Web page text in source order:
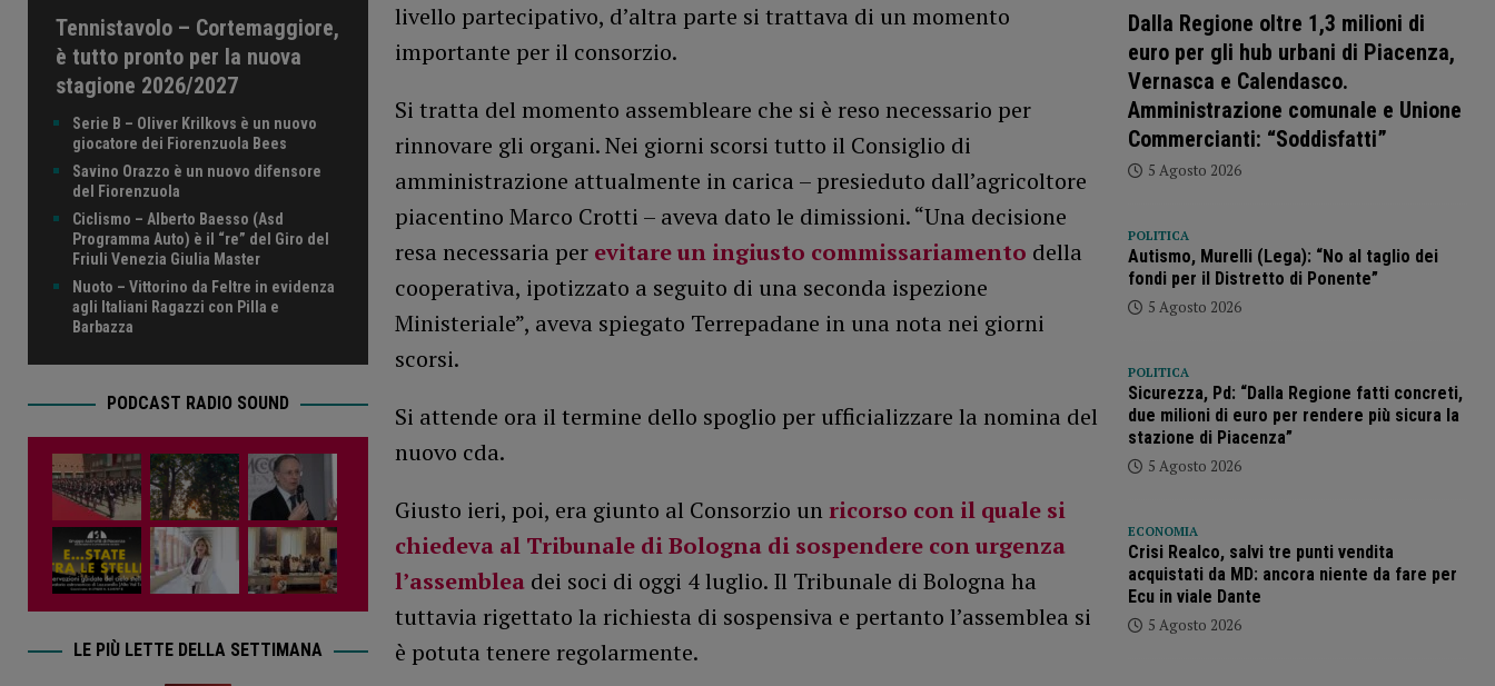
livello partecipativo, d’altra parte si trattava di un momento
importante per il consorzio.
Si tratta del momento assembleare che si è reso necessario per
rinnovare gli organi. Nei giorni scorsi tutto il Consiglio di
amministrazione attualmente in carica – presieduto dall’agricoltore
piacentino Marco Crotti – aveva dato le dimissioni. “Una decisione
resa necessaria per evitare un ingiusto commissariamento della
cooperativa, ipotizzato a seguito di una seconda ispezione
Ministeriale”, aveva spiegato Terrepadane in una nota nei giorni
scorsi.
Si attende ora il termine dello spoglio per ufficializzare la nomina del
nuovo cda.
Giusto ieri, poi, era giunto al Consorzio unricorso con il quale si
chiedeva al Tribunale di Bologna di sospendere con urgenza
l’assemblea dei soci di oggi 4 luglio. Il Tribunale di Bologna ha
tuttavia rigettato la richiesta di sospensiva e pertanto l’assemblea si
è potuta tenere regolarmente.
Tennistavolo – Cortemaggiore,
è tutto pronto per la nuova
stagione 2026/2027
Serie B – Oliver Krilkovs è un nuovo
giocatore dei Fiorenzuola Bees
Savino Orazzo è un nuovo difensore
del Fiorenzuola
Ciclismo – Alberto Baesso (Asd
Programma Auto) è il “re” del Giro del
Friuli Venezia Giulia Master
Nuoto – Vittorino da Feltre in evidenza
agli Italiani Ragazzi con Pilla e
Barbazza
PODCAST RADIO SOUND
LE PIÙ LETTE DELLA SETTIMANA
Dalla Regione oltre 1,3 milioni di
euro per gli hub urbani di Piacenza,
Vernasca e Calendasco.
Amministrazione comunale e Unione
Commercianti: “Soddisfatti”
5 Agosto 2026
POLITICA
Autismo, Murelli (Lega): “No al taglio dei
fondi per il Distretto di Ponente”
5 Agosto 2026
POLITICA
Sicurezza, Pd: “Dalla Regione fatti concreti,
due milioni di euro per rendere più sicura la
stazione di Piacenza”
5 Agosto 2026
ECONOMIA
Crisi Realco, salvi tre punti vendita
acquistati da MD: ancora niente da fare per
Ecu in viale Dante
5 Agosto 2026